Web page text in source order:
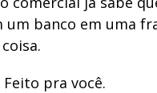
banco em uma
Feito pra você.